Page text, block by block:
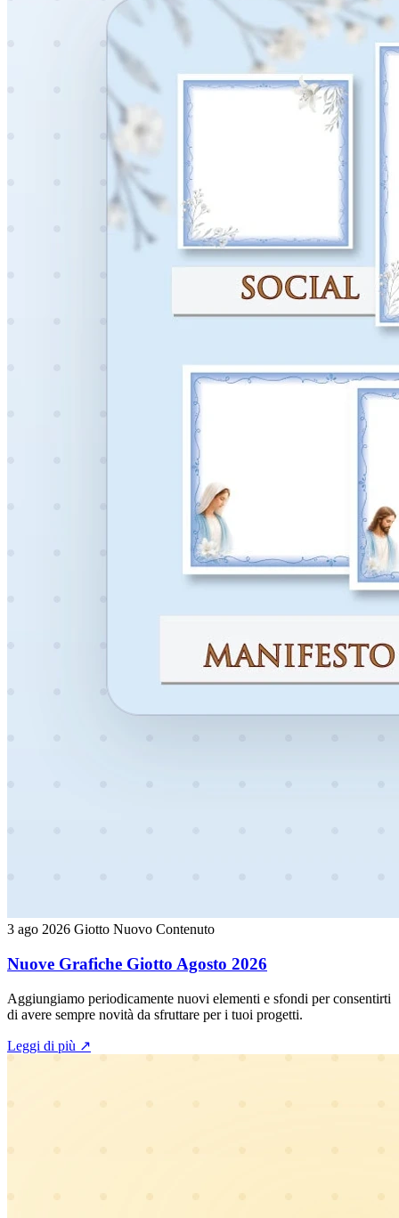
3 ago 2026 Giotto Nuovo Contenuto
Nuove Grafiche Giotto Agosto 2026
Aggiungiamo periodicamente nuovi elementi e sfondi per consentirti
di avere sempre novità da sfruttare per i tuoi progetti.
Leggi di più ↗